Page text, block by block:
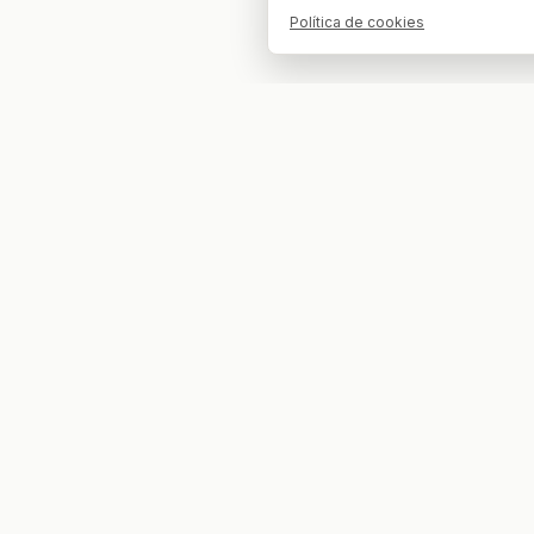
Política de cookies